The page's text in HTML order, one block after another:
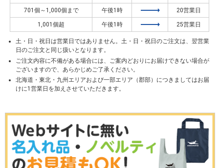
701個～1,000個まで 午後1時 20営業日
1,001個超 午後1時 25営業日
土・日・祝日は営業日ではありません。土・日・祝日のご注文は、翌営業
日のご注文と同じ扱いとなります。
ご注文内容に不備がある場合には、ご案内どおりにお届けできない場合が
ございますので、あらかじめご了承ください。
北海道・東北・九州エリアおよび一部エリア（郡部）につきましてはお届
けに1営業日を加えさせていただきます。